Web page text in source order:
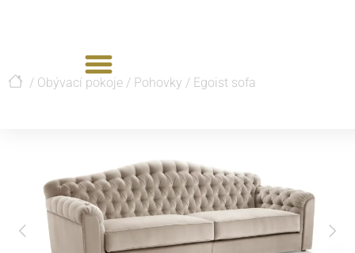
/ Obývací pokoje / Pohovky / Egoist sofa